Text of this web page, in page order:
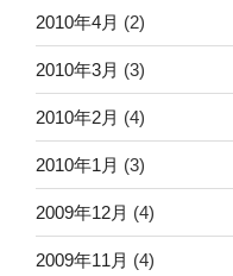
2010年4月 (2)
2010年3月 (3)
2010年2月 (4)
2010年1月 (3)
2009年12月 (4)
2009年11月 (4)